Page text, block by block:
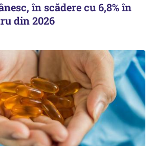
în scădere cu 6,8% în
din 2026